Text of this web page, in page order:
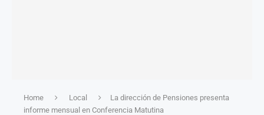
Home Local
La dirección de Pensiones presenta
informe mensual en Conferencia Matutina